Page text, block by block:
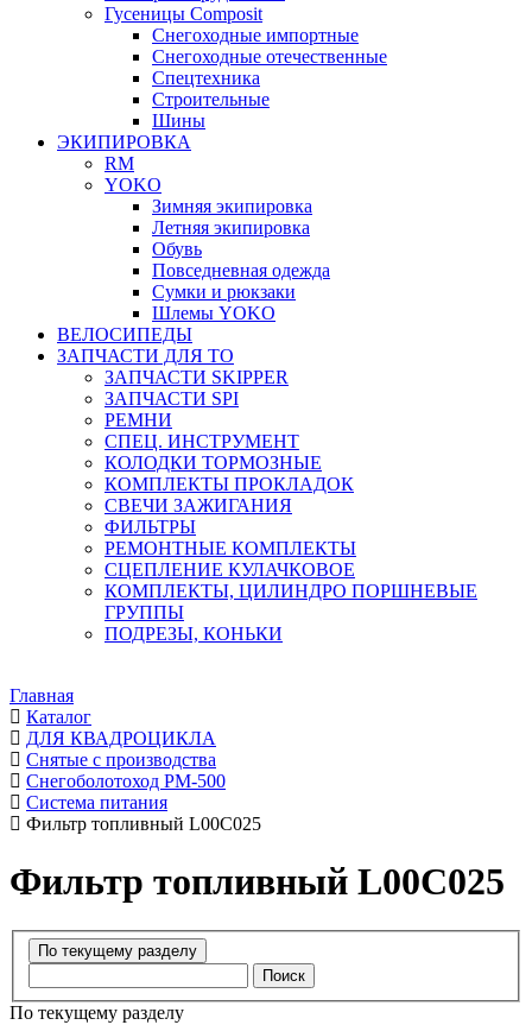
Гусеницы Composit
Снегоходные импортные
Снегоходные отечественные
Спецтехника
Строительные
Шины
ЭКИПИРОВКА
RM
YOKO
Зимняя экипировка
Летняя экипировка
Обувь
Повседневная одежда
Сумки и рюкзаки
Шлемы YOKO
ВЕЛОСИПЕДЫ
ЗАПЧАСТИ ДЛЯ ТО
ЗАПЧАСТИ SKIPPER
ЗАПЧАСТИ SPI
РЕМНИ
СПЕЦ. ИНСТРУМЕНТ
КОЛОДКИ ТОРМОЗНЫЕ
КОМПЛЕКТЫ ПРОКЛАДОК
СВЕЧИ ЗАЖИГАНИЯ
ФИЛЬТРЫ
РЕМОНТНЫЕ КОМПЛЕКТЫ
СЦЕПЛЕНИЕ КУЛАЧКОВОЕ
КОМПЛЕКТЫ, ЦИЛИНДРО ПОРШНЕВЫЕ
ГРУППЫ
ПОДРЕЗЫ, КОНЬКИ
Главная
Каталог
ДЛЯ КВАДРОЦИКЛА
Снятые с производства
Снегоболотоход РМ-500
Система питания
Фильтр топливный L00C025
Фильтр топливный L00C025
Поиск
По текущему разделу